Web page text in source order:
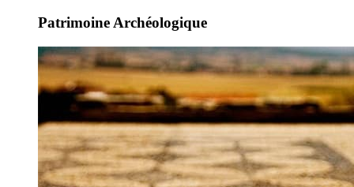
Patrimoine Archéologique